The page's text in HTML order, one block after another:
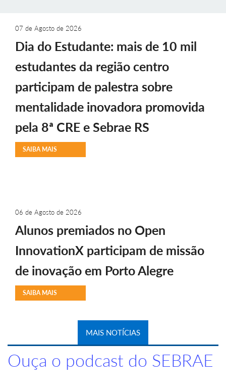
07 de Agosto de 2026
Dia do Estudante: mais de 10 mil
estudantes da região centro
participam de palestra sobre
mentalidade inovadora promovida
pela 8ª CRE e Sebrae RS
SAIBA MAIS
06 de Agosto de 2026
Alunos premiados no Open
InnovationX participam de missão
de inovação em Porto Alegre
SAIBA MAIS
MAIS NOTÍCIAS
Ouça o podcast do SEBRAE